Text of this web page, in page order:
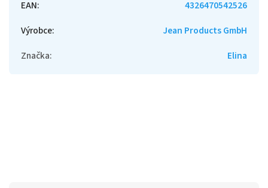
EAN:
4326470542526
Výrobce:
Jean Products GmbH
Značka: Elina